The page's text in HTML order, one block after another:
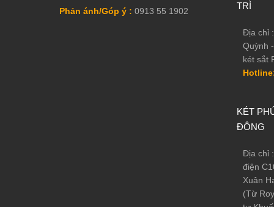
Phản ánh/Góp ý : 0913 55 1902
TRÌ
Địa chỉ
Quỳnh
két sắt
KÉT
ĐÔNG
Địa chỉ
điện
Xuân
(Từ